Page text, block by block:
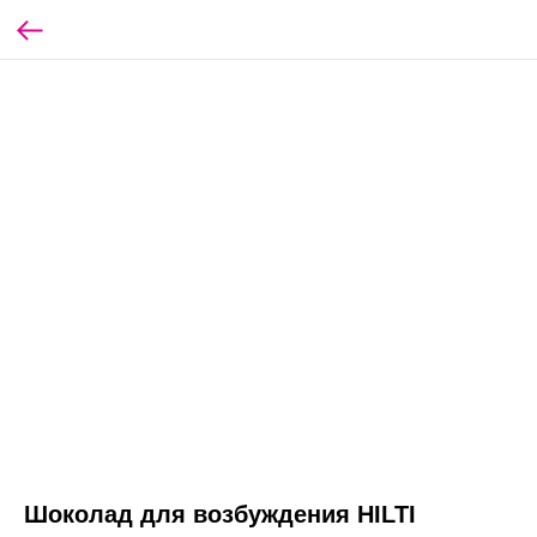
Шоколад для возбуждения HILTI